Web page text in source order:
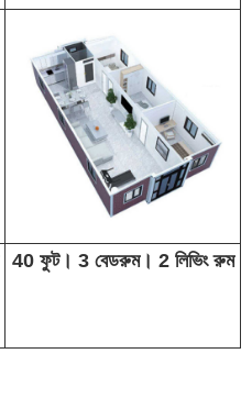
40 ফুট। 3 বেডরুম। 2 লিভিং রুম